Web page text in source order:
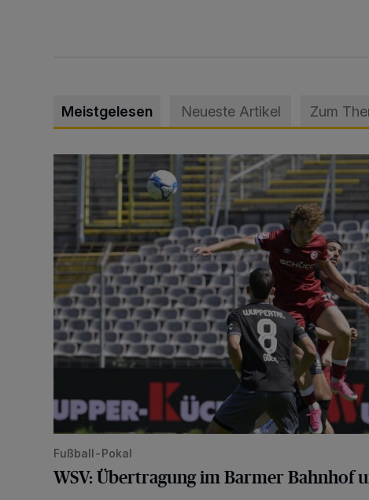
Meistgelesen Neueste Artikel Zum
WSV: Übertragung im Barmer Bahnhof und klare
Fußball-Pokal
WSV: Übertragung im Barmer Bahnhof